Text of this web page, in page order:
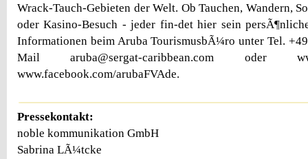
Wrack-Tauch-Gebieten der Welt. Ob Tauchen, Wandern,
oder Kasino-Besuch - jeder fin-det hier sein
Informationen beim Aruba TourismusbÃ¼ro unter Tel.
Mail aruba@sergat-caribbean.com oder
www.facebook.com/arubaFVAde.
Pressekontakt:
noble kommunikation GmbH
Sabrina LÃ¼tcke